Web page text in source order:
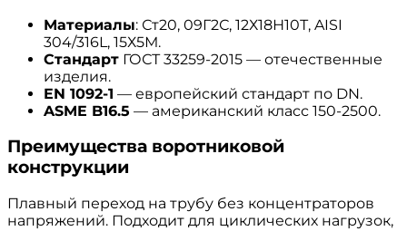
Материалы: Ст20, 09Г2С, 12Х18Н10Т, AISI
304/316L, 15Х5М.
Стандарт ГОСТ 33259-2015 — отечественные
изделия.
EN 1092-1 — европейский стандарт по DN.
ASME B16.5 — американский класс 150-2500.
Преимущества воротниковой
конструкции
Плавный переход на трубу без концентраторов
напряжений. Подходит для циклических нагрузок,